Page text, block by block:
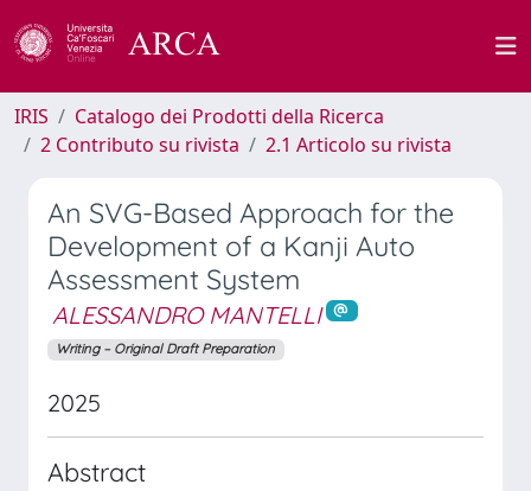
IRIS
Catalogo dei Prodotti della Ricerca
2 Contributo su rivista
2.1 Articolo su rivista
An SVG-Based Approach for the
Development of a Kanji Auto
Assessment System
ALESSANDRO MANTELLI
Writing – Original Draft Preparation
2025
Abstract